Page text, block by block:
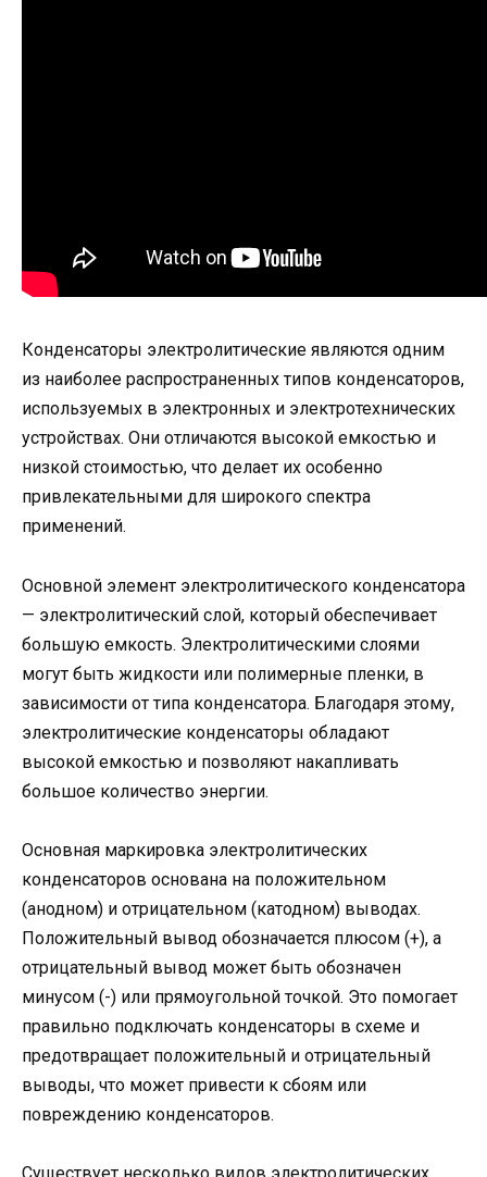
Конденсаторы электролитические являются одним
из наиболее распространенных типов конденсаторов,
используемых в электронных и электротехнических
устройствах. Они отличаются высокой емкостью и
низкой стоимостью, что делает их особенно
привлекательными для широкого спектра
применений.
Основной элемент электролитического конденсатора
— электролитический слой, который обеспечивает
большую емкость. Электролитическими слоями
могут быть жидкости или полимерные пленки, в
зависимости от типа конденсатора. Благодаря этому,
электролитические конденсаторы обладают
высокой емкостью и позволяют накапливать
большое количество энергии.
Основная маркировка электролитических
конденсаторов основана на положительном
(анодном) и отрицательном (катодном) выводах.
Положительный вывод обозначается плюсом (+), а
отрицательный вывод может быть обозначен
минусом (-) или прямоугольной точкой. Это помогает
правильно подключать конденсаторы в схеме и
предотвращает положительный и отрицательный
выводы, что может привести к сбоям или
повреждению конденсаторов.